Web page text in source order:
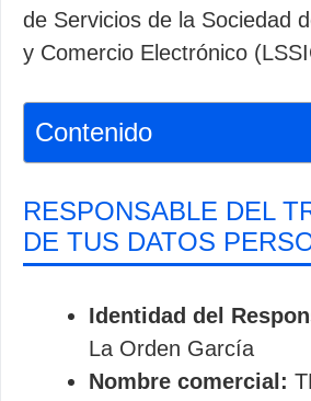
de Servicios de la Sociedad
y Comercio Electrónico
Contenido
RESPONSABLE DEL
DE TUS DATOS
Identidad del
La Orden García
Nombre comercial: